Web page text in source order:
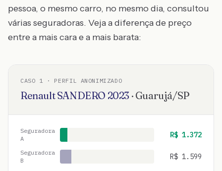
pessoa, o mesmo carro, no mesmo dia, consultou
várias seguradoras. Veja a diferença de preço
entre a mais cara e a mais barata:
CASO 1 · PERFIL ANONIMIZADO
RenaultSANDERO 2023 · Guarujá/SP
Seguradora
A
R$ 1.372
Seguradora
B
R$ 1.599